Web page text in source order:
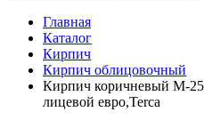
Главная
Каталог
Кирпич
Кирпич облицовочный
Кирпич коричневый М-
лицевой евро,Terca